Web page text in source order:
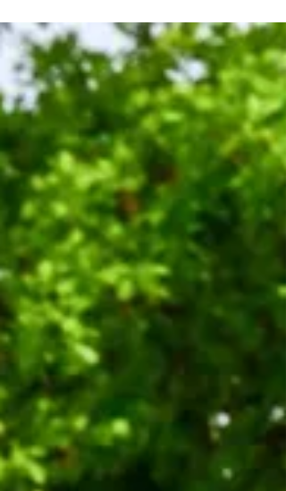
9. Traktor- und 49 ccm- Ausfahrt
Ausschreibung zur 9. Traktor- und 49 ccm- Ausfahrt
am Samstag, den 09.05.2026 Zeitplan: Sa. 09.05.2026
9:45 Uhr Fahrerbesprechung im Fahrzeughaus
Karlsruhe – Knielingen, Untere Str. 42b 10:00 Uhr
Abfahrt Richtung Malsch 12:00 Uhr Mittagessen in der
Hausbrauerei Alter Bahnhof 13:30 Uhr Besichtigung
der alten Schmiede in Malsch Hinfahrt: siehe
Fahrerbesprechung. Rückfahrt: gegen Nachmittag
Richtung Karlsruhe, Abschluss